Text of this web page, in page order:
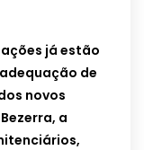
já estão
de
novos
a